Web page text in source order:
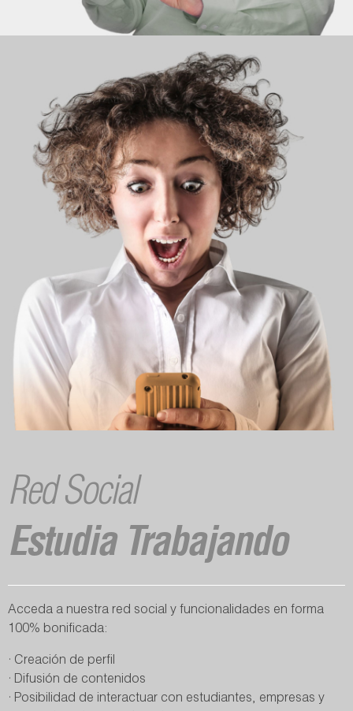
Red Social
Estudia Trabajando
Acceda a nuestra red social y funcionalidades en forma
100% bonificada:
· Creación de perfil
· Difusión de contenidos
· Posibilidad de interactuar con estudiantes, empresas y